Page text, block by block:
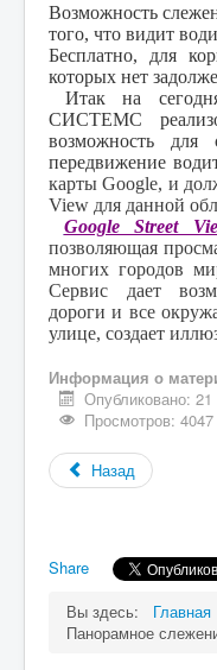
Возможность
того, что видит
Бесплатно, для
которых нет
Итак на
СИСТЕМС
возможность для
передвижение
карты Google, и
View для данной
Google Street
позволяющая
многих городов
Сервис дает
дороги и все
улице, создает
Информация о
Опубликовано:
Просмотров: 4047
Назад
Share
Вы здесь: Главная
Панорамное